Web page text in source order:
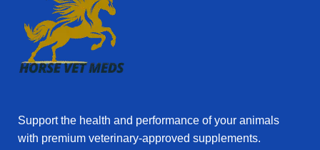
Support the health and performance of your animals
with premium veterinary‑approved supplements.